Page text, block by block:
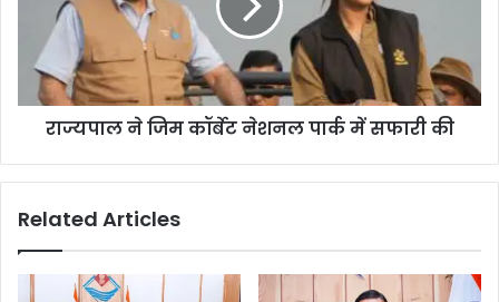
राज्यपाल ने जिम कॉर्बेट नेशनल पार्क में सफारी की
Related Articles